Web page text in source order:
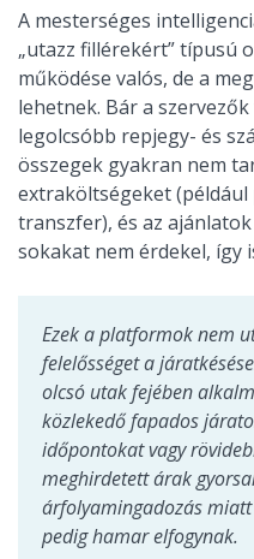
A mesterséges
„utazz fillérekért” típusú
működése valós, de a
lehetnek. Bár a
legolcsóbb repjegy- és
összegek gyakran nem
extraköltségeket (például
transzfer), és az
sokakat nem érdekel, így
Ezek a platformok nem
felelősséget a
olcsó utak fejében
közlekedő fapados
időpontokat vagy
meghirdetett árak
árfolyamingadozás
pedig hamar elfogynak.